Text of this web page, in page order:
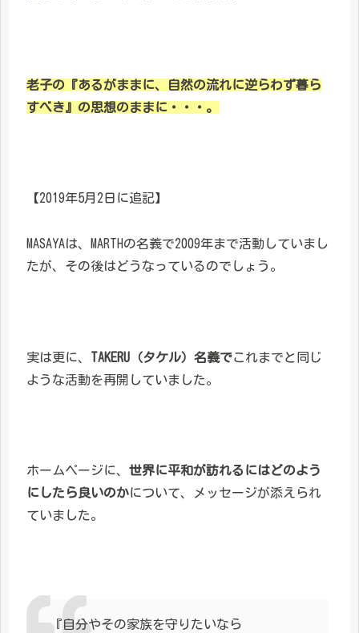
老子の『あるがままに、自然の流れに逆らわず暮ら
すべき』の思想のままに・・・。
【2019年5月2日に追記】
MASAYAは、MARTHの名義で2009年まで活動していまし
たが、その後はどうなっているのでしょう。
実は更に、 TAKERU（タケル）名義でこれまでと同じ
ような活動を再開していました。
ホームページに、 世界に平和が訪れるにはどのよう
にしたら良いのかについて、メッセージが添えられ
ていました。
『自分やその家族を守りたいなら